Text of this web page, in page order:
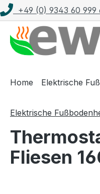
Hauptinhalt springen
Zur Suche springen
Zur Hauptnavigation
+49 (0) 9343 60 999
Home Elektrische
Elektrische
Fliesen